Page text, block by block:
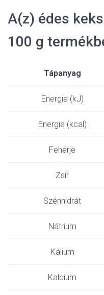
A(z) édes
100 g
Tápanyag
Energia (kJ)
Energia (kcal)
Fehérje
Zsír
Szénhidrát
Nátrium
Kálium
Kalcium